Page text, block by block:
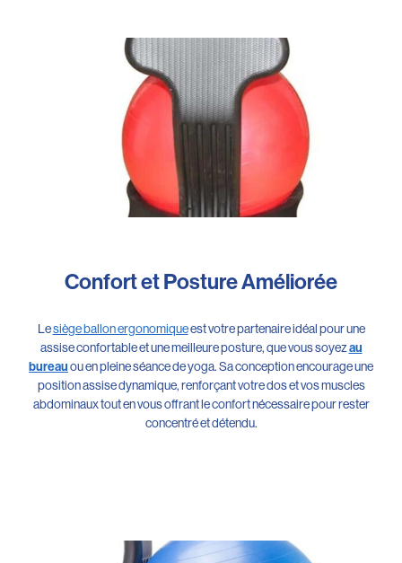
Confort et Posture Améliorée
Lesiège ballon ergonomiqueest votre partenaire idéal pour une
assise confortable et une meilleure posture, que vous soyezau
bureauou en pleine séance de yoga. Sa conception encourage une
position assise dynamique, renforçant votre dos et vos muscles
abdominaux tout en vous offrant le confort nécessaire pour rester
concentré et détendu.